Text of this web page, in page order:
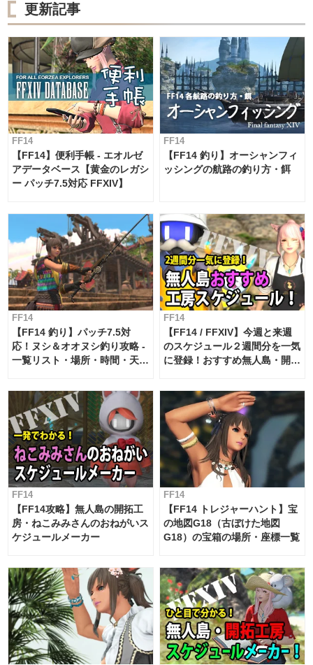
更新記事
FF14
【FF14】便利手帳 - エオルゼ
アデータベース【黄金のレガシ
ー パッチ7.5対応 FFXIV】
FF14
【FF14 釣り】オーシャンフィ
ッシングの航路の釣り方・餌
FF14
【FF14 釣り】パッチ7.5対
応！ヌシ＆オオヌシ釣り攻略 -
一覧リスト・場所・時間・天
FF14
【FF14 / FFXIV】今週と来週
のスケジュール２週間分を一気
に登録！おすすめ無人島・開拓
FF14
【FF14攻略】無人島の開拓工
房・ねこみみさんのおねがいス
ケジュールメーカー
FF14
【FF14 トレジャーハント】宝
の地図G18（古ぼけた地図
G18）の宝箱の場所・座標一覧